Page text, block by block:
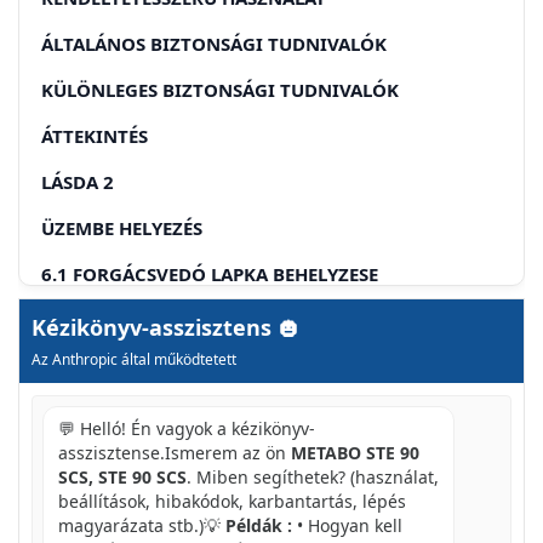
ÁLTALÁNOS BIZTONSÁGI TUDNIVALÓK
KÜLÖNLEGES BIZTONSÁGI TUDNIVALÓK
ÁTTEKINTÉS
LÁSDA 2
ÜZEMBE HELYEZÉS
6.1 FORGÁCSVEDÓ LAPKA BEHELYZESE
6.2 FÚRÉSZÉLÉS AZ EGYENES VONALÚ
VÁGÁSTBIZTOSÍTÓ STRAIGHT CUT SYSTEM
(SCS)SEGITSÉGÉVEL
A GEZETŐELEM HASZNÁLATA
6.3 A FUROSZLAP BEALLITASA
Kézikönyv-asszisztens
Az Anthropic által működtetett
💬 Helló! Én vagyok a kézikönyv-
asszisztense.Ismerem az ön METABO STE 90
SCS, STE 90 SCS. Miben segíthetek? (használat,
beállítások, hibakódok, karbantartás, lépés
magyarázata stb.)💡 Példák : • Hogyan kell